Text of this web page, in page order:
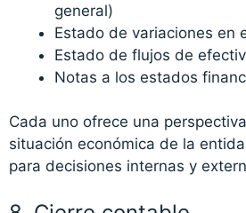
general)
Estado de variaciones en
Estado de flujos de
Notas a los estados
Cada uno ofrece una
situación económica de la
para decisiones internas y